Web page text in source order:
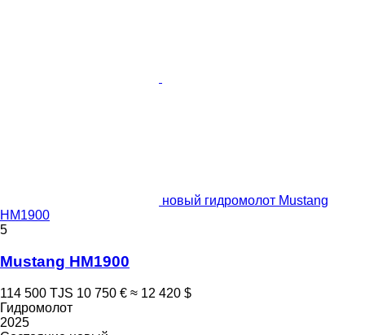
новый гидромолот Mustang
HM1900
5
Mustang HM1900
114 500 TJS 10 750 € ≈ 12 420 $
Гидромолот
2025